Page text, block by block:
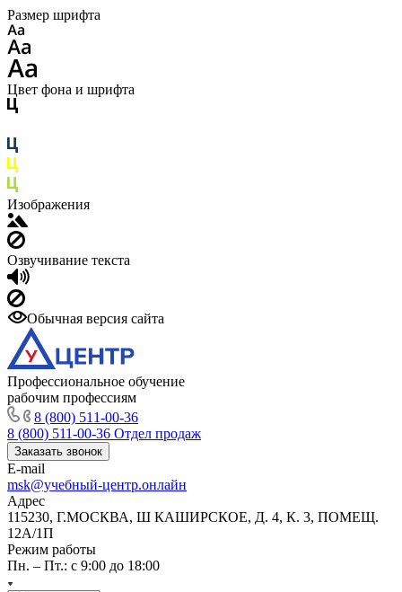
Размер шрифта
Цвет фона и шрифта
Изображения
Озвучивание текста
Обычная версия сайта
Профессиональное обучение
рабочим профессиям
8 (800) 511-00-36
8 (800) 511-00-36 Отдел продаж
Заказать звонок
E-mail
msk@учебный-центр.онлайн
Адрес
115230, Г.МОСКВА, Ш КАШИРСКОЕ, Д. 4, К. 3, ПОМЕЩ.
12А/1П
Режим работы
Пн. – Пт.: с 9:00 до 18:00